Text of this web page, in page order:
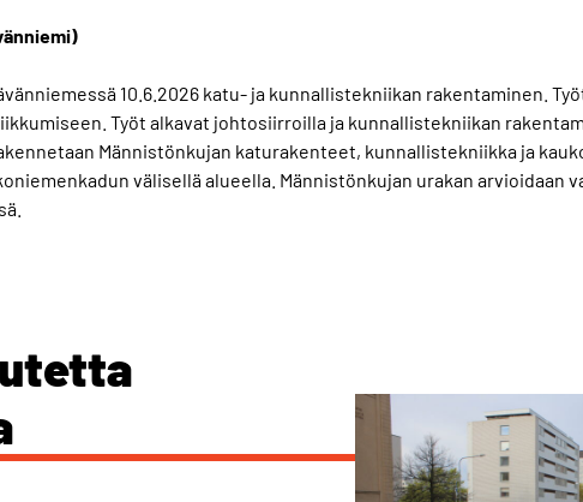
10.6.2026 katu- ja kunnallistekniikan rakentaminen.
Työt alkavat johtosiirroilla ja kunnallistekniikan
Männistönkujan katurakenteet, kunnallistekniikka ja
välisellä alueella. Männistönkujan urakan arvioidaan